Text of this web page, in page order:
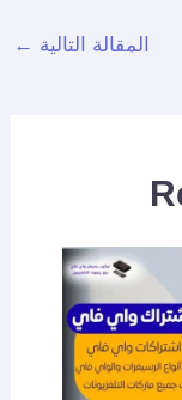
المقالة التالية ←